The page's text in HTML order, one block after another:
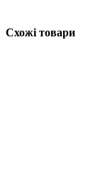
Схожі товари